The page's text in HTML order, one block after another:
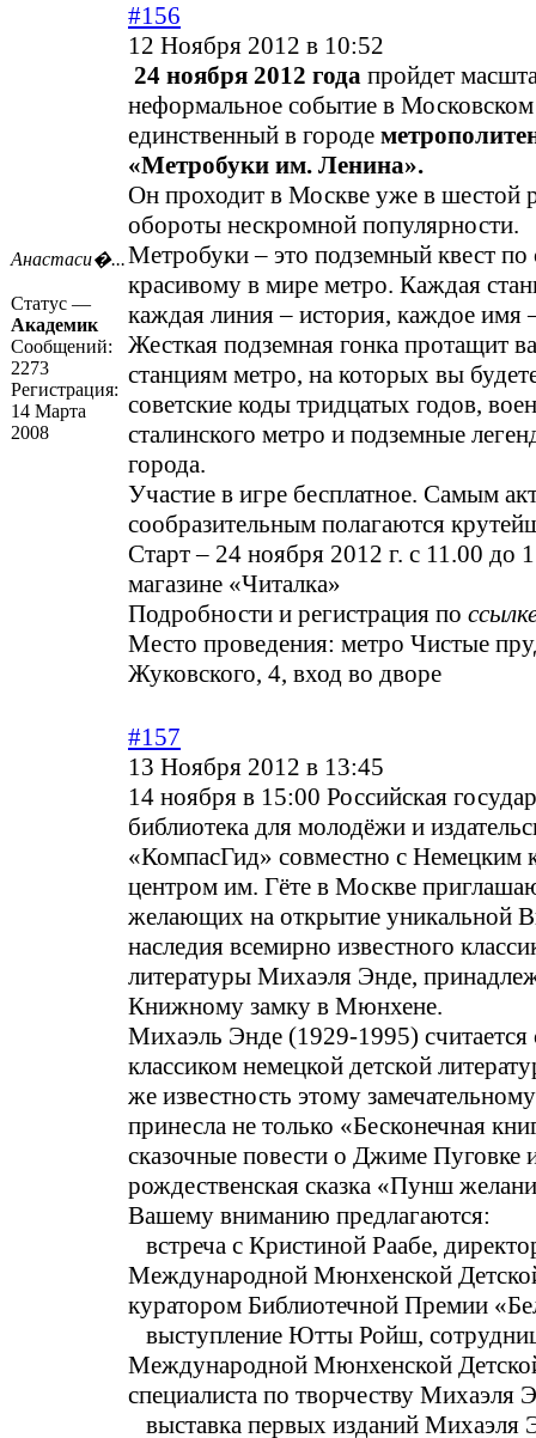
Анастаси�...
Статус —
Академик
Сообщений:
2273
Регистрация:
14 Марта
2008
#156
12 Ноября 2012 в 10:52
24 ноября 2012 года пройдет
неформальное событие в
единственный в городе
«Метробуки им. Ленина».
Он проходит в Москве уже в шестой
обороты нескромной популярности.
Метробуки – это подземный квест
красивому в мире метро. Каждая
каждая линия – история, каждое имя
Жесткая подземная гонка протащит
станциям метро, на которых вы
советские коды тридцатых годов,
сталинского метро и подземные
города.
Участие в игре бесплатное. Самым
сообразительным полагаются
Старт – 24 ноября 2012 г. с 11.00 до
магазине «Читалка»
Подробности и регистрация по
Место проведения: метро Чистые
Жуковского, 4, вход во дворе
#157
13 Ноября 2012 в 13:45
14 ноября в 15:00 Российская
библиотека для молодёжи и
«КомпасГид» совместно с Немецким
центром им. Гёте в Москве
желающих на открытие уникальной
наследия всемирно известного
литературы Михаэля Энде,
Книжному замку в Мюнхене.
Михаэль Энде (1929-1995) считается
классиком немецкой детской
же известность этому
принесла не только «Бесконечная
сказочные повести о Джиме Пуговке
рождественская сказка «Пунш
Вашему вниманию предлагаются:
встреча с Кристиной Раабе,
Международной Мюнхенской
куратором Библиотечной Премии
выступление Ютты Ройш,
Международной Мюнхенской
специалиста по творчеству Михаэля
выставка первых изданий Михаэля